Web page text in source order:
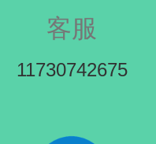
客服
11730742675